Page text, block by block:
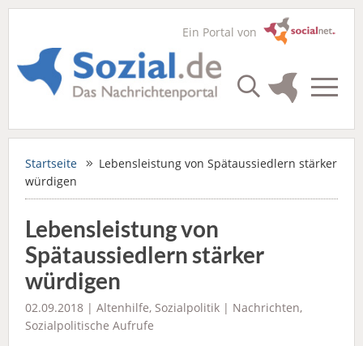
Ein Portal von
Startseite
Lebensleistung von Spätaussiedlern stärker
würdigen
Lebensleistung von
Spätaussiedlern stärker
würdigen
02.09.2018 | Altenhilfe, Sozialpolitik | Nachrichten,
Sozialpolitische Aufrufe